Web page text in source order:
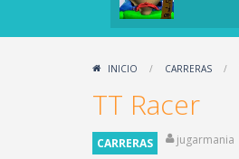
INICIO / CARRERAS /
TT Racer
CARRERAS jugarmania